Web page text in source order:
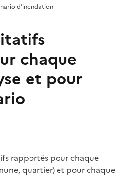
d’inondation
chaque
et pour
rapportés pour chaque
quartier) et pour chaque